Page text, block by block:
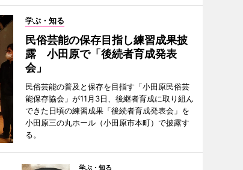
学ぶ・知る
民俗芸能の保存目指し練習成果披
露 小田原で「後続者育成発表
会」
民俗芸能の普及と保存を目指す「小田原民俗芸
能保存協会」が11月3日、後継者育成に取り組ん
できた日頃の練習成果「後続者育成発表会」を
小田原三の丸ホール（小田原市本町）で披露す
る。
学ぶ・知る